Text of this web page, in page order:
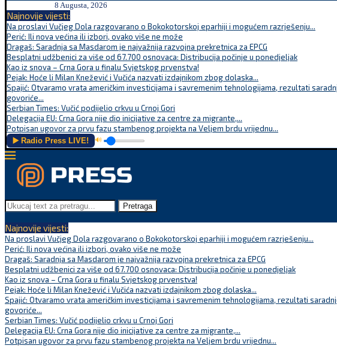
8 Augusta, 2026
Najnovije vijesti:
Na proslavi Vučjeg Dola razgovarano o Bokokotorskoj eparhiji i mogućem razrješenju...
Perić: Ili nova većina ili izbori, ovako više ne može
Dragaš: Saradnja sa Masdarom je najvažnija razvojna prekretnica za EPCG
Besplatni udžbenici za više od 67.700 osnovaca: Distribucija počinje u ponedjeljak
Kao iz snova – Crna Gora u finalu Svjetskog prvenstva!
Pejak: Hoće li Milan Knežević i Vučića nazvati izdajnikom zbog dolaska...
Spajić: Otvaramo vrata američkim investicijama i savremenim tehnologijama, rezultati
govoriće...
Serbian Times: Vučić podijelio crkvu u Crnoj Gori
Delegacija EU: Crna Gora nije dio inicijative za centre za migrante,...
Potpisan ugovor za prvu fazu stambenog projekta na Veljem brdu vrijednu...
▶️ Radio Press LIVE! 🔊
Pretraga
Najnovije vijesti:
Na proslavi Vučjeg Dola razgovarano o Bokokotorskoj eparhiji i mogućem razrješenju...
Perić: Ili nova većina ili izbori, ovako više ne može
Dragaš: Saradnja sa Masdarom je najvažnija razvojna prekretnica za EPCG
Besplatni udžbenici za više od 67.700 osnovaca: Distribucija počinje u ponedjeljak
Kao iz snova – Crna Gora u finalu Svjetskog prvenstva!
Pejak: Hoće li Milan Knežević i Vučića nazvati izdajnikom zbog dolaska...
Spajić: Otvaramo vrata američkim investicijama i savremenim tehnologijama, rezultati
govoriće...
Serbian Times: Vučić podijelio crkvu u Crnoj Gori
Delegacija EU: Crna Gora nije dio inicijative za centre za migrante,...
Potpisan ugovor za prvu fazu stambenog projekta na Veljem brdu vrijednu...